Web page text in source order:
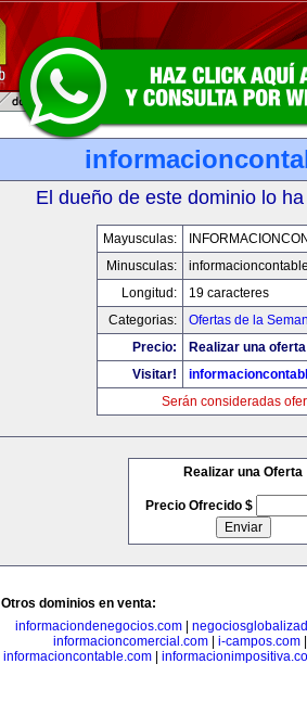
El dueño de este dominio lo
Mayusculas:
Minusculas:
Longitud:
19 caracteres
Categorias:
Ofertas de la
Precio:
Realizar una
Visitar!
Serán consideradas
Realizar una Oferta
Precio Ofrecido $
Otros dominios en venta:
informaciondenegocios.com|
informacioncomercial.com| i-campos.com
informacioncontable.com